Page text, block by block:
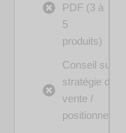
PDF (3 à
5
produits)
Conseil sur
stratégie de
vente /
positionnement